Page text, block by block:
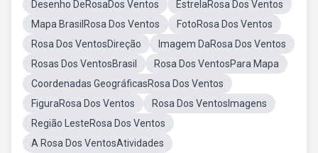
Desenho DeRosaDos Ventos
EstrelaRosa Dos Ventos
Mapa BrasilRosa Dos Ventos
FotoRosa Dos Ventos
Rosa Dos VentosDireção
Imagem DaRosa Dos Ventos
Rosas Dos VentosBrasil
Rosa Dos VentosPara Mapa
Coordenadas GeográficasRosa Dos Ventos
FiguraRosa Dos Ventos
Rosa Dos VentosImagens
Região LesteRosa Dos Ventos
A Rosa Dos VentosAtividades